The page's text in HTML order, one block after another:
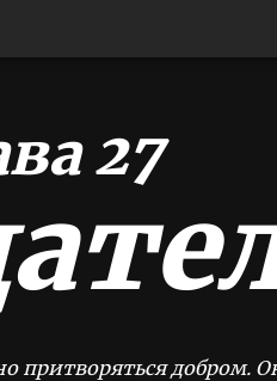
27
притворяться добром.